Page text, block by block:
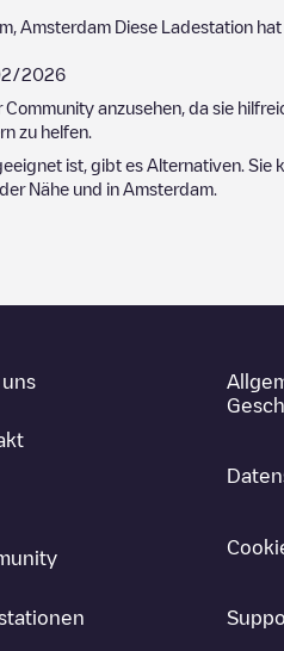
Amsterdam Diese Ladestation
2026
anzusehen, da sie
zu helfen.
ist, gibt es Alternativen. Sie
Nähe und in Amsterdam